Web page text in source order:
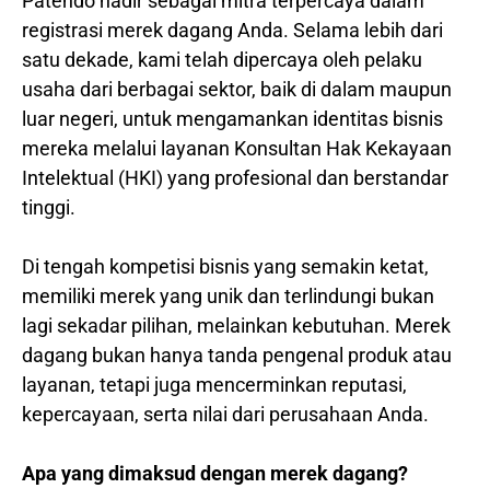
registrasi merek dagang Anda. Selama lebih dari
satu dekade, kami telah dipercaya oleh pelaku
usaha dari berbagai sektor, baik di dalam maupun
luar negeri, untuk mengamankan identitas bisnis
mereka melalui layanan Konsultan Hak Kekayaan
Intelektual (HKI) yang profesional dan berstandar
tinggi.
Di tengah kompetisi bisnis yang semakin ketat,
memiliki merek yang unik dan terlindungi bukan
lagi sekadar pilihan, melainkan kebutuhan. Merek
dagang bukan hanya tanda pengenal produk atau
layanan, tetapi juga mencerminkan reputasi,
kepercayaan, serta nilai dari perusahaan Anda.
Apa yang dimaksud dengan merek dagang?